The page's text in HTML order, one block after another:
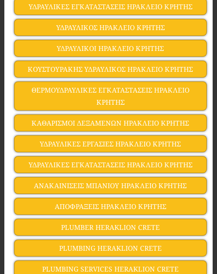
ΥΔΡΑΥΛΙΚΕΣ ΕΓΚΑΤΑΣΤΑΣΕΙΣ ΗΡΑΚΛΕΙΟ ΚΡΗΤΗΣ
ΥΔΡΑΥΛΙΚΟΣ ΗΡΑΚΛΕΙΟ ΚΡΗΤΗΣ
ΥΔΡΑΥΛΙΚΟΙ ΗΡΑΚΛΕΙΟ ΚΡΗΤΗΣ
ΚΟΥΣΤΟΥΡΑΚΗΣ ΥΔΡΑΥΛΙΚΟΣ ΗΡΑΚΛΕΙΟ ΚΡΗΤΗΣ
ΘΕΡΜΟΥΔΡΑΥΛΙΚΕΣ ΕΓΚΑΤΑΣΤΑΣΕΙΣ ΗΡΑΚΛΕΙΟ
ΚΡΗΤΗΣ
ΚΑΘΑΡΙΣΜΟΙ ΔΕΞΑΜΕΝΩΝ ΗΡΑΚΛΕΙΟ ΚΡΗΤΗΣ
ΥΔΡΑΥΛΙΚΕΣ ΕΡΓΑΣΙΕΣ ΗΡΑΚΛΕΙΟ ΚΡΗΤΗΣ
ΥΔΡΑΥΛΙΚΕΣ ΕΓΚΑΤΑΣΤΑΣΕΙΣ ΗΡΑΚΛΕΙΟ ΚΡΗΤΗΣ
ΑΝΑΚΑΙΝΙΣΕΙΣ ΜΠΑΝΙΟΥ ΗΡΑΚΛΕΙΟ ΚΡΗΤΗΣ
ΑΠΟΦΡΑΞΕΙΣ ΗΡΑΚΛΕΙΟ ΚΡΗΤΗΣ
PLUMBER HERAKLION CRETE
PLUMBING HERAKLION CRETE
PLUMBING SERVICES HERAKLION CRETE